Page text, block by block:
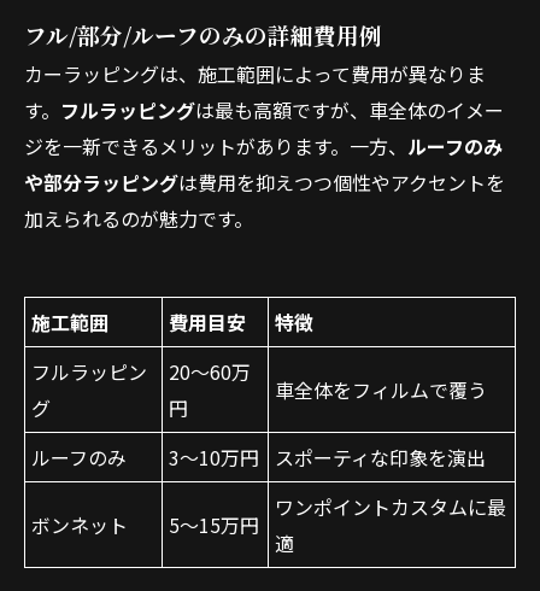
フル/部分/ルーフのみの詳細費用例
カーラッピングは、施工範囲によって費用が異なりま
す。 フルラッピングは最も高額ですが、車全体のイメー
ジを一新できるメリットがあります。一方、 ルーフのみ
や部分ラッピングは費用を抑えつつ個性やアクセントを
加えられるのが魅力です。
施工範囲 費用目安
特徴
フルラッピン
グ
20〜60万
円
車全体をフィルムで覆う
ルーフのみ 3〜10万円 スポーティな印象を演出
ボンネット 5〜15万円
ワンポイントカスタムに最
適